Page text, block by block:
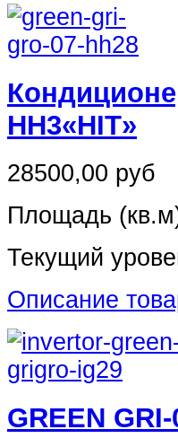
HH3«HIT»
28500,00 руб
Площадь
Текущий
Описание
GREEN